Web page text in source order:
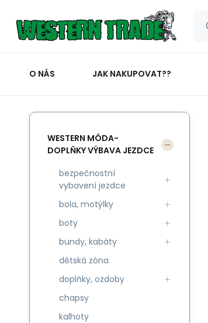
O NÁS JAK NAKUPOVAT??
WESTERN MÓDA-
DOPLŇKY VÝBAVA JEZDCE
bezpečnostní
vybavení jezdce
bola, motýlky
boty
bundy, kabáty
dětská zóna
doplňky, ozdoby
chapsy
kalhoty